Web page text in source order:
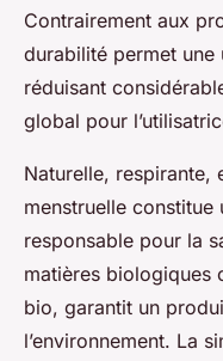
Contrairement aux
durabilité permet une
réduisant
global pour
Naturelle, respirante,
menstruelle constitue
responsable pour la
matières biologiques
bio, garantit un
l’environnement. La